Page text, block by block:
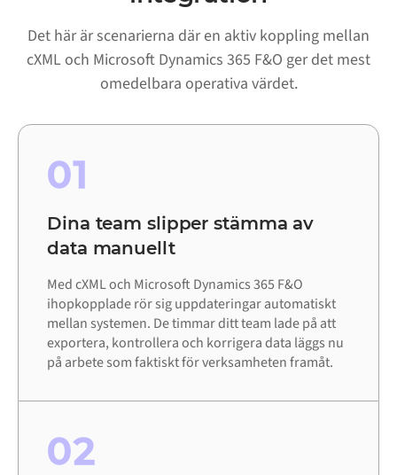
Det här är scenarierna där en aktiv koppling mellan
cXML och Microsoft Dynamics 365 F&O ger det mest
omedelbara operativa värdet.
01
Dina team slipper stämma av
data manuellt
Med cXML och Microsoft Dynamics 365 F&O
ihopkopplade rör sig uppdateringar automatiskt
mellan systemen. De timmar ditt team lade på att
exportera, kontrollera och korrigera data läggs nu
på arbete som faktiskt för verksamheten framåt.
02